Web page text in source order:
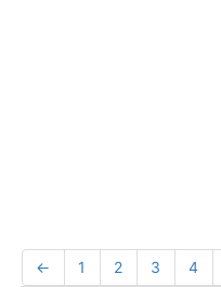
← 1 2 3 4